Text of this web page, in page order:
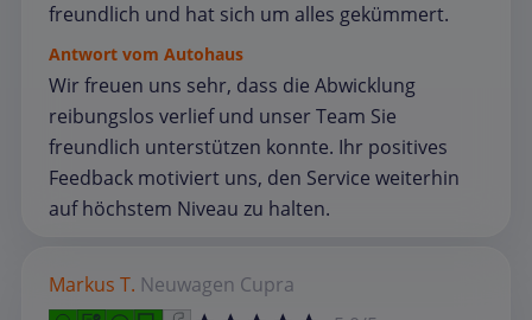
freundlich und hat sich um alles gekümmert.
Antwort vom Autohaus
Wir freuen uns sehr, dass die Abwicklung
reibungslos verlief und unser Team Sie
freundlich unterstützen konnte. Ihr positives
Feedback motiviert uns, den Service weiterhin
auf höchstem Niveau zu halten.
Markus T. Neuwagen Cupra